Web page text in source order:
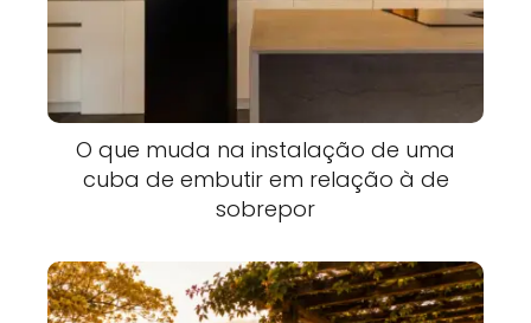
O que muda na instalação de uma
cuba de embutir em relação à de
sobrepor